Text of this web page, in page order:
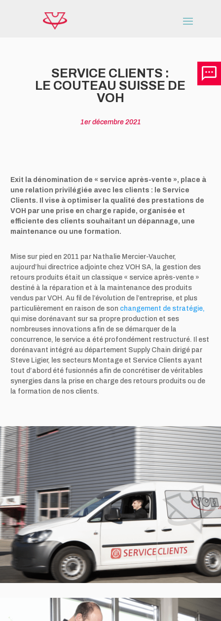
SERVICE CLIENTS :
LE COUTEAU SUISSE DE
VOH
1er décembre 2021
Exit la dénomination de « service après-vente », place à
une relation privilégiée avec les clients : le Service
Clients. Il vise à optimiser la qualité des prestations de
VOH par une prise en charge rapide, organisée et
efficiente des clients souhaitant un dépannage, une
maintenance ou une formation.
Mise sur pied en 2011 par Nathalie Mercier-Vaucher,
aujourd’hui directrice adjointe chez VOH SA, la gestion des
retours produits était un classique « service après-vente »
destiné à la réparation et à la maintenance des produits
vendus par VOH. Au fil de l’évolution de l’entreprise, et plus
particulièrement en raison de son changement de stratégie,
qui mise dorénavant sur sa propre production et ses
nombreuses innovations afin de se démarquer de la
concurrence, le service a été profondément restructuré. Il est
dorénavant intégré au département Supply Chain dirigé par
Steve Ligier, les secteurs Montage et Service Clients ayant
tout d’abord été fusionnés afin de concrétiser de véritables
synergies dans la prise en charge des retours produits ou de
la formation de nos clients.